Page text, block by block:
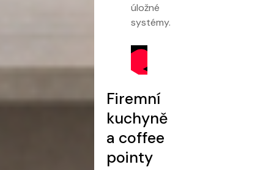
úložné
systémy.
Firemní
kuchyně
a coffee
pointy